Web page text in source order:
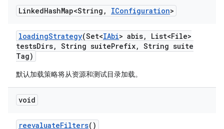
LinkedHashMap<String , IConfiguration>
loadingStrategy(Set<IAbi> abis,
List<File>
testsDirs, String suitePrefix, String suite
Tag)
默认加载策略将从资源和测试目录加载。
void
reevaluateFilters()